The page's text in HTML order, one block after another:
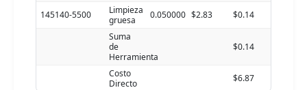
145140-5500
Limpieza
gruesa
0.050000 $2.83
$0.14
Suma
de
Herramienta
$0.14
Costo
Directo
$6.87